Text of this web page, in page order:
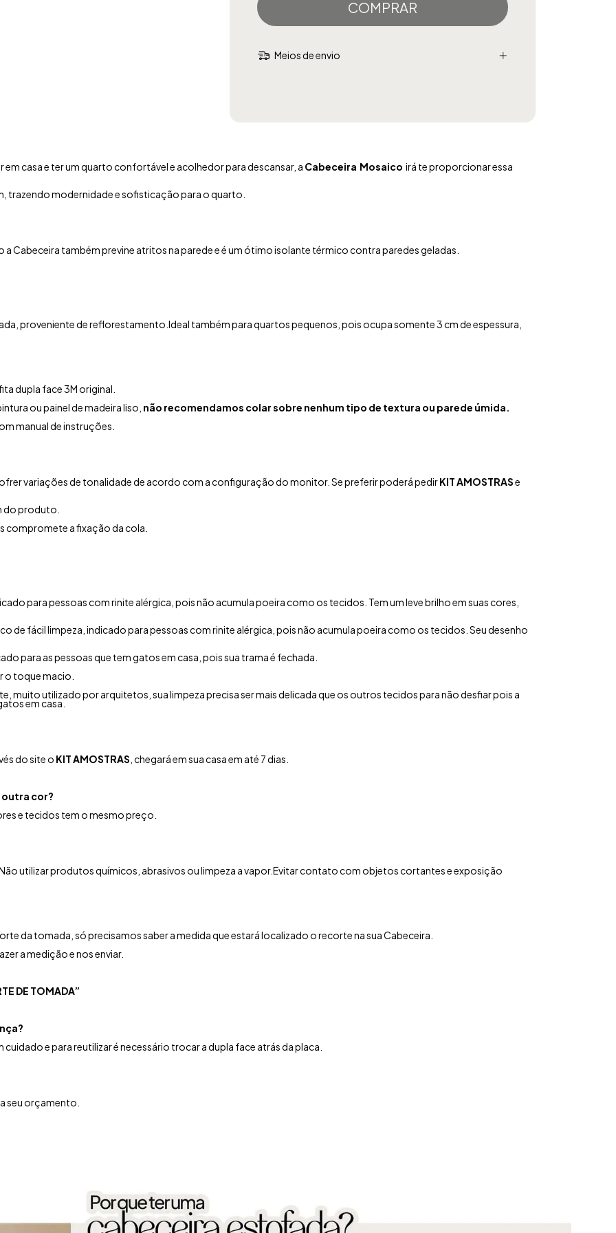
Meios de envio
casa e ter um quarto confortável e acolhedor para descansar, a Cabeceira Mosaico irá te proporcionar essa
trazendo modernidade e sofisticação para o quarto.
Cabeceira também previne atritos na parede e é um ótimo isolante térmico contra paredes geladas.
proveniente de reflorestamento. Ideal também para quartos pequenos, pois ocupa somente 3 cm de espessura,
dupla face 3M original.
ou painel de madeira liso, não recomendamos colar sobre nenhum tipo de textura ou parede úmida.
manual de instruções.
variações de tonalidade de acordo com a configuração do monitor. Se preferir poderá pedirKIT AMOSTRASe
do produto.
compromete a fixação da cola.
para pessoas com rinite alérgica, pois não acumula poeira como os tecidos. Tem um leve brilho em suas cores,
de fácil limpeza, indicado para pessoas com rinite alérgica, pois não acumula poeira como os tecidos. Seu desenho
para as pessoas que tem gatos em casa, pois sua trama é fechada.
o toque macio.
muito utilizado por arquitetos, sua limpeza precisa ser mais delicada que os outros tecidos para não desfiar pois a
em casa.
do site o KIT AMOSTRAS , chegará em sua casa em até 7 dias.
outra cor?
e tecidos tem o mesmo preço.
utilizar produtos químicos, abrasivos ou limpeza a vapor.Evitar contato com objetos cortantes e exposição
da tomada, só precisamos saber a medida que estará localizado o recorte na sua Cabeceira.
a medição e nos enviar.
DE TOMADA”
e para reutilizar é necessário trocar a dupla face atrás da placa.
seu orçamento.